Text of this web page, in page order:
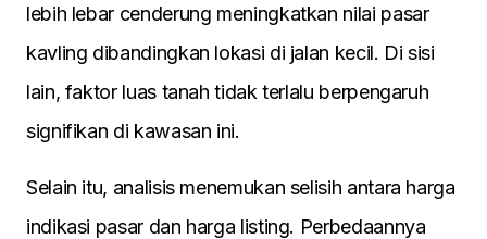
lebih lebar cenderung meningkatkan nilai pasar
kavling dibandingkan lokasi di jalan kecil. Di sisi
lain, faktor luas tanah tidak terlalu berpengaruh
signifikan di kawasan ini.
Selain itu, analisis menemukan selisih antara harga
indikasi pasar dan harga listing. Perbedaannya